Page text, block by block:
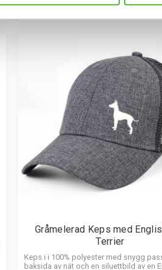
INFO
Gråmelerad Keps med
Terrier
Keps i i 100% polyester med snygg
baksida av nät och en siluettbild av en